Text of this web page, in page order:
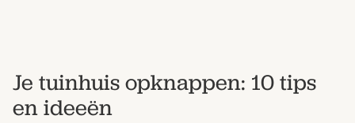
Je tuinhuis opknappen: 10 tips
en ideeën